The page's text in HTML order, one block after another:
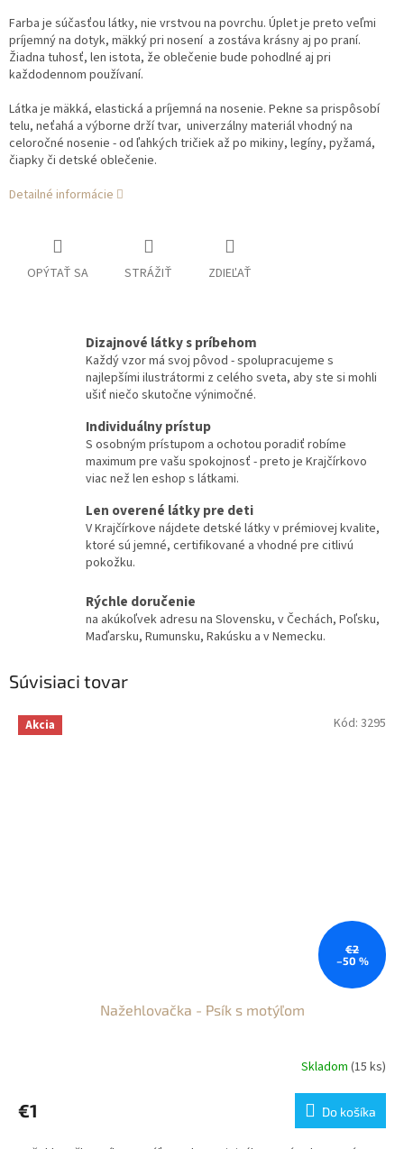
Farba je súčasťou látky, nie vrstvou na povrchu. Úplet je preto veľmi
príjemný na dotyk, mäkký pri nosení a zostáva krásny aj po praní.
Žiadna tuhosť, len istota, že oblečenie bude pohodlné aj pri
každodennom používaní.
Látka je mäkká, elastická a príjemná na nosenie. Pekne sa prispôsobí
telu, neťahá a výborne drží tvar, univerzálny materiál vhodný na
celoročné nosenie - od ľahkých tričiek až po mikiny, legíny, pyžamá,
čiapky či detské oblečenie.
Detailné informácie
OPÝTAŤ SA STRÁŽIŤ ZDIEĽAŤ
Dizajnové látky s príbehom
Každý vzor má svoj pôvod - spolupracujeme s
najlepšími ilustrátormi z celého sveta, aby ste si mohli
ušiť niečo skutočne výnimočné.
Individuálny prístup
S osobným prístupom a ochotou poradiť robíme
maximum pre vašu spokojnosť - preto je Krajčírkovo
viac než len eshop s látkami.
Len overené látky pre deti
V Krajčírkove nájdete detské látky v prémiovej kvalite,
ktoré sú jemné, certifikované a vhodné pre citlivú
pokožku.
Rýchle doručenie
na akúkoľvek adresu na Slovensku, v Čechách, Poľsku,
Maďarsku, Rumunsku, Rakúsku a v Nemecku.
Súvisiaci tovar
Akcia
€2
–50 %
Nažehlovačka - Psík s motýľom
Skladom (15 ks)
€1 Do košíka
Kód: 3295